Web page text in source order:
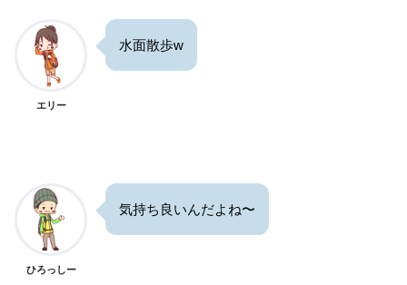
エリー
水面散歩w
ひろっしー
気持ち良いんだよね〜